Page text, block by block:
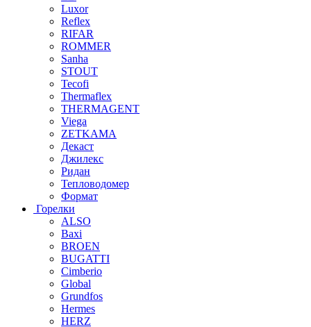
Luxor
Reflex
RIFAR
ROMMER
Sanha
STOUT
Tecofi
Thermaflex
THERMAGENT
Viega
ZETKAMA
Декаст
Джилекс
Ридан
Тепловодомер
Формат
Горелки
ALSO
Baxi
BROEN
BUGATTI
Cimberio
Global
Grundfos
Hermes
HERZ